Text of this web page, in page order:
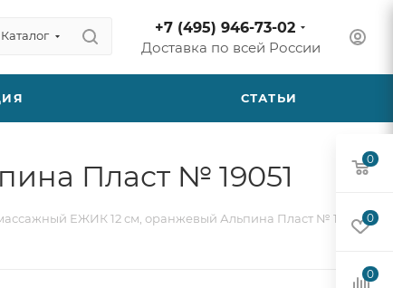
Каталог
+7 (495) 946-73-02
Доставка по всей России
СТАТЬИ
Пласт № 19051
ЕЖИК 12 см, оранжевый Альпина Пласт № 19051
0
0
0